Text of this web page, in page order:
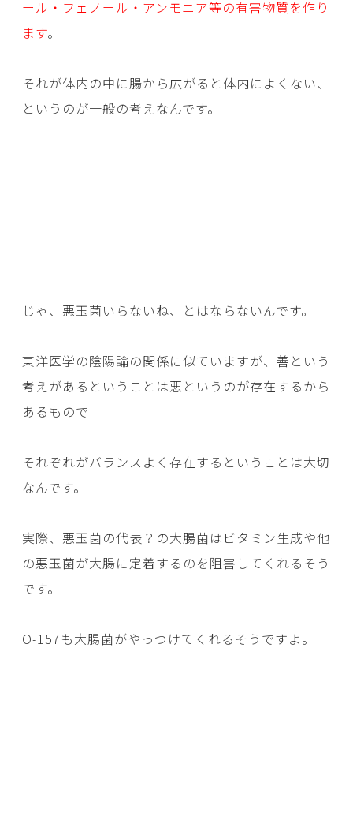
ール・フェノール・アンモニア等の有害物質を作り
ます。
それが体内の中に腸から広がると体内によくない、
というのが一般の考えなんです。
じゃ、悪玉菌いらないね、とはならないんです。
東洋医学の陰陽論の関係に似ていますが、善という
考えがあるということは悪というのが存在するから
あるもので
それぞれがバランスよく存在するということは大切
なんです。
実際、悪玉菌の代表？の大腸菌はビタミン生成や他
の悪玉菌が大腸に定着するのを阻害してくれるそう
です。
O-157も大腸菌がやっつけてくれるそうですよ。